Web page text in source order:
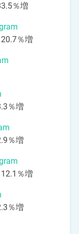
％増
％増
％増
％増
％増
％増